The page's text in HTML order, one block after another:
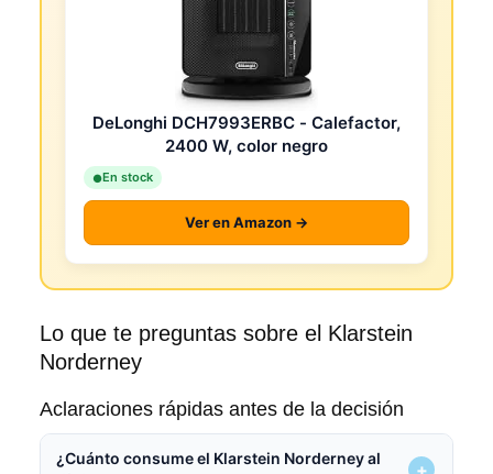
DeLonghi DCH7993ERBC - Calefactor,
2400 W, color negro
En stock
Ver en Amazon →
Lo que te preguntas sobre el Klarstein
Norderney
Aclaraciones rápidas antes de la decisión
¿Cuánto consume el Klarstein Norderney al